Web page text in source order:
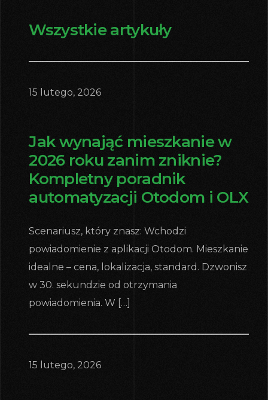
Wszystkie artykuły
15 lutego, 2026
Jak wynająć mieszkanie w
2026 roku zanim zniknie?
Kompletny poradnik
automatyzacji Otodom i OLX
Scenariusz, który znasz: Wchodzi
powiadomienie z aplikacji Otodom. Mieszkanie
idealne – cena, lokalizacja, standard. Dzwonisz
w 30. sekundzie od otrzymania
powiadomienia. W […]
15 lutego, 2026